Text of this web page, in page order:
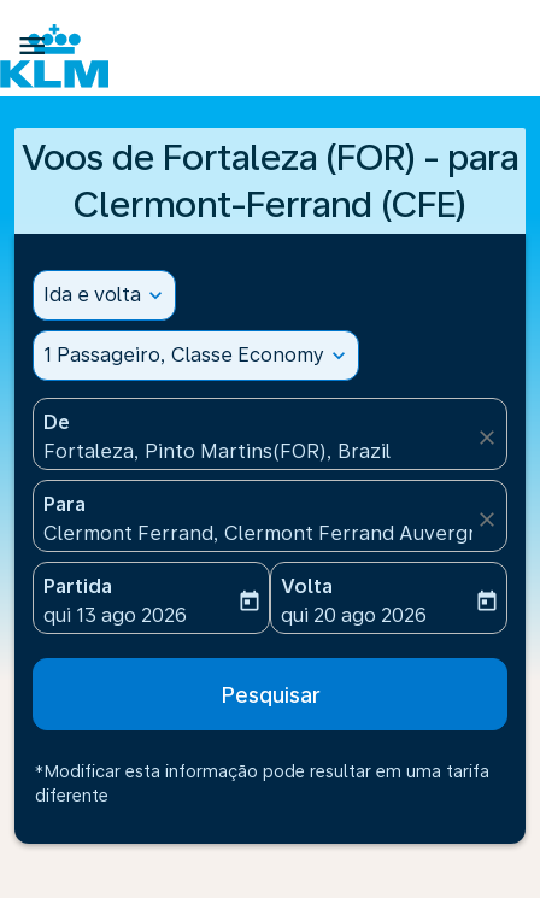

Voos de Fortaleza (FOR) - para
Clermont-Ferrand (CFE)
Ida e volta expand_more
1 Passageiro, Classe Economy expand_more
De
Fortaleza, Pinto Martins(FOR), Brazil
close
Para
Clermont Ferrand, Clermont Ferrand Auvergne
close
Partida
fc-booking-departure-date-aria-label
qui 13 ago 2026
today
Volta
fc-booking-return-date-
qui 20 ago 2026
today
Pesquisar
*Modificar esta informação pode resultar em uma tarifa
diferente